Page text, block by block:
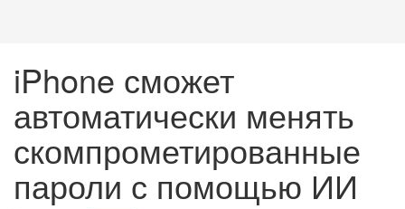
iPhone сможет
автоматически менять
скомпрометированные
пароли с помощью ИИ